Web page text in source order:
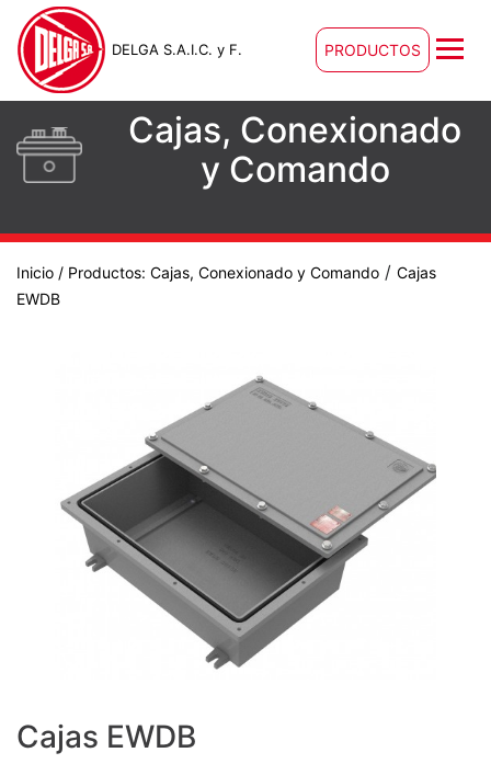
DELGA S.A.I.C. y F. PRODUCTOS
Cajas, Conexionado
y Comando
Inicio / Productos: Cajas, Conexionado y Comando / Cajas
EWDB
Cajas EWDB